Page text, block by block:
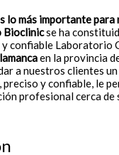
lo más importante
Bioclinicse ha
confiable Laboratorio
en la provincia
a nuestros clientes
preciso y confiable, le
profesional cerca de